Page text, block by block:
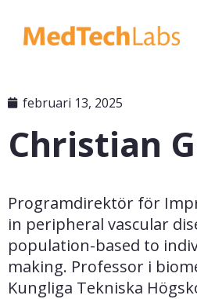
februari 13, 2025
Christian
Programdirektör för
in peripheral vascular
population-based to
making. Professor i
Kungliga Tekniska